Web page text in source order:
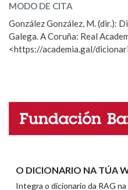
ESCOLLE UNHA
Observación Hai
Nome
MODO DE CITA
González González, M. (dir.):
Galega. A Coruña: Real
<https://academia.gal/
O DICIONARIO NA TÚA
Integra o dicionario da RAG